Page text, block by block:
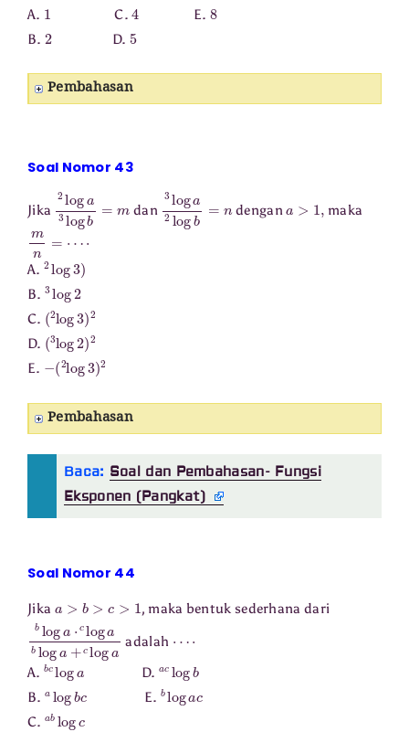
A. 1 C. 4 E. 8
B. 2D. 5
Pembahasan
Soal Nomor 43
Jika 2loga3 m
dan 3loga2 =n
dengan maka
mn ⋅
A. 2log 3)
B. 3log 2
C. (2log3)2
D. (3log2)2
E. (2log 3)2
Pembahasan
Baca: Soal dan Pembahasan- Fungsi
Eksponen (Pangkat)
Soal Nomor 44
Jika > , maka bentuk sederhana dari
bloga⋅clogablog a+c log
adalah
A. bc log D. aclogb
B. a log b E. blog
C. ab